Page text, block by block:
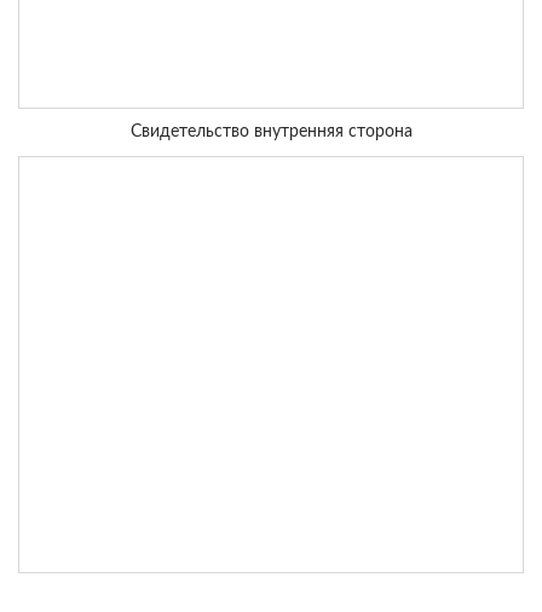
Свидетельство внутренняя сторона